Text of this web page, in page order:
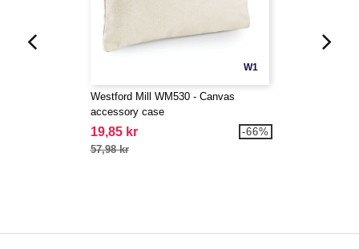
W1
Westford Mill WM530 - Canvas
accessory case
19,85 kr
57,98 kr
-66%